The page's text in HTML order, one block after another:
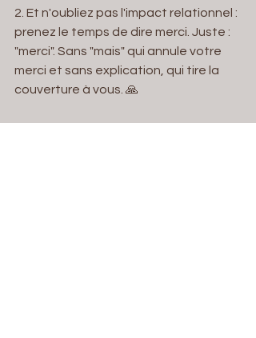
2. Et n'oubliez pas l'impact relationnel :
prenez le temps de dire merci. Juste :
"merci". Sans "mais" qui annule votre
merci et sans explication, qui tire la
couverture à vous. 🙏